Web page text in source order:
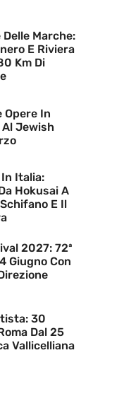
Marche:
E Riviera
Km Di
Opere In
Al Jewish
Italia:
Hokusai A
E Il
2027: 72ª
Giugno Con
30
Dal 25
Vallicelliana